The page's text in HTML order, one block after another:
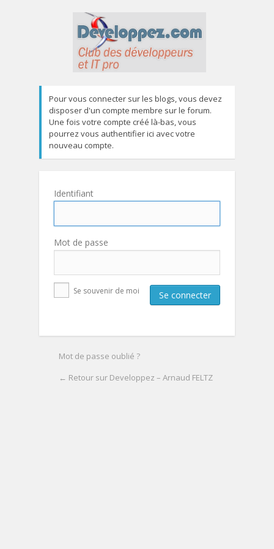
Pour vous connecter sur les blogs, vous devez
disposer d'un compte membre sur le forum.
Une fois votre compte créé là-bas, vous
pourrez vous authentifier ici avec votre
nouveau compte.
Identifiant
Mot de passe
Se souvenir de moi
Mot de passe oublié ?
← Retour sur Developpez – Arnaud FELTZ